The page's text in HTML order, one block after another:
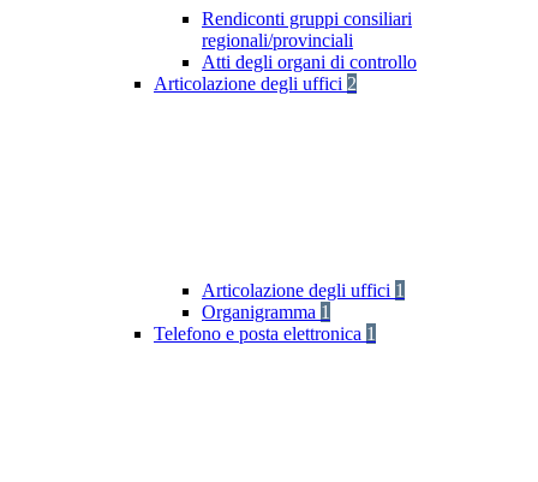
Rendiconti gruppi consiliari
regionali/provinciali
Atti degli organi di controllo
Articolazione degli uffici 2
Articolazione degli uffici 1
Organigramma 1
Telefono e posta elettronica 1